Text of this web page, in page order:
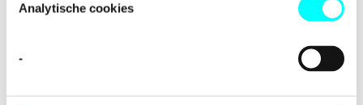
Analytische cookies
-